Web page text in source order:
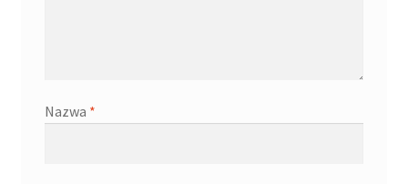
Nazwa *